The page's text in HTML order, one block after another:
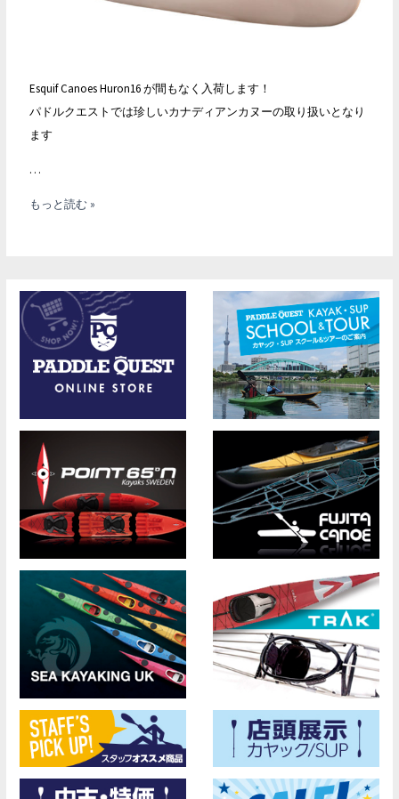
Esquif Canoes Huron16 が間もなく入荷します！
パドルクエストでは珍しいカナディアンカヌーの取り扱いとなり
ます
…
Esquif
荷
ま
す！
もっと読む »